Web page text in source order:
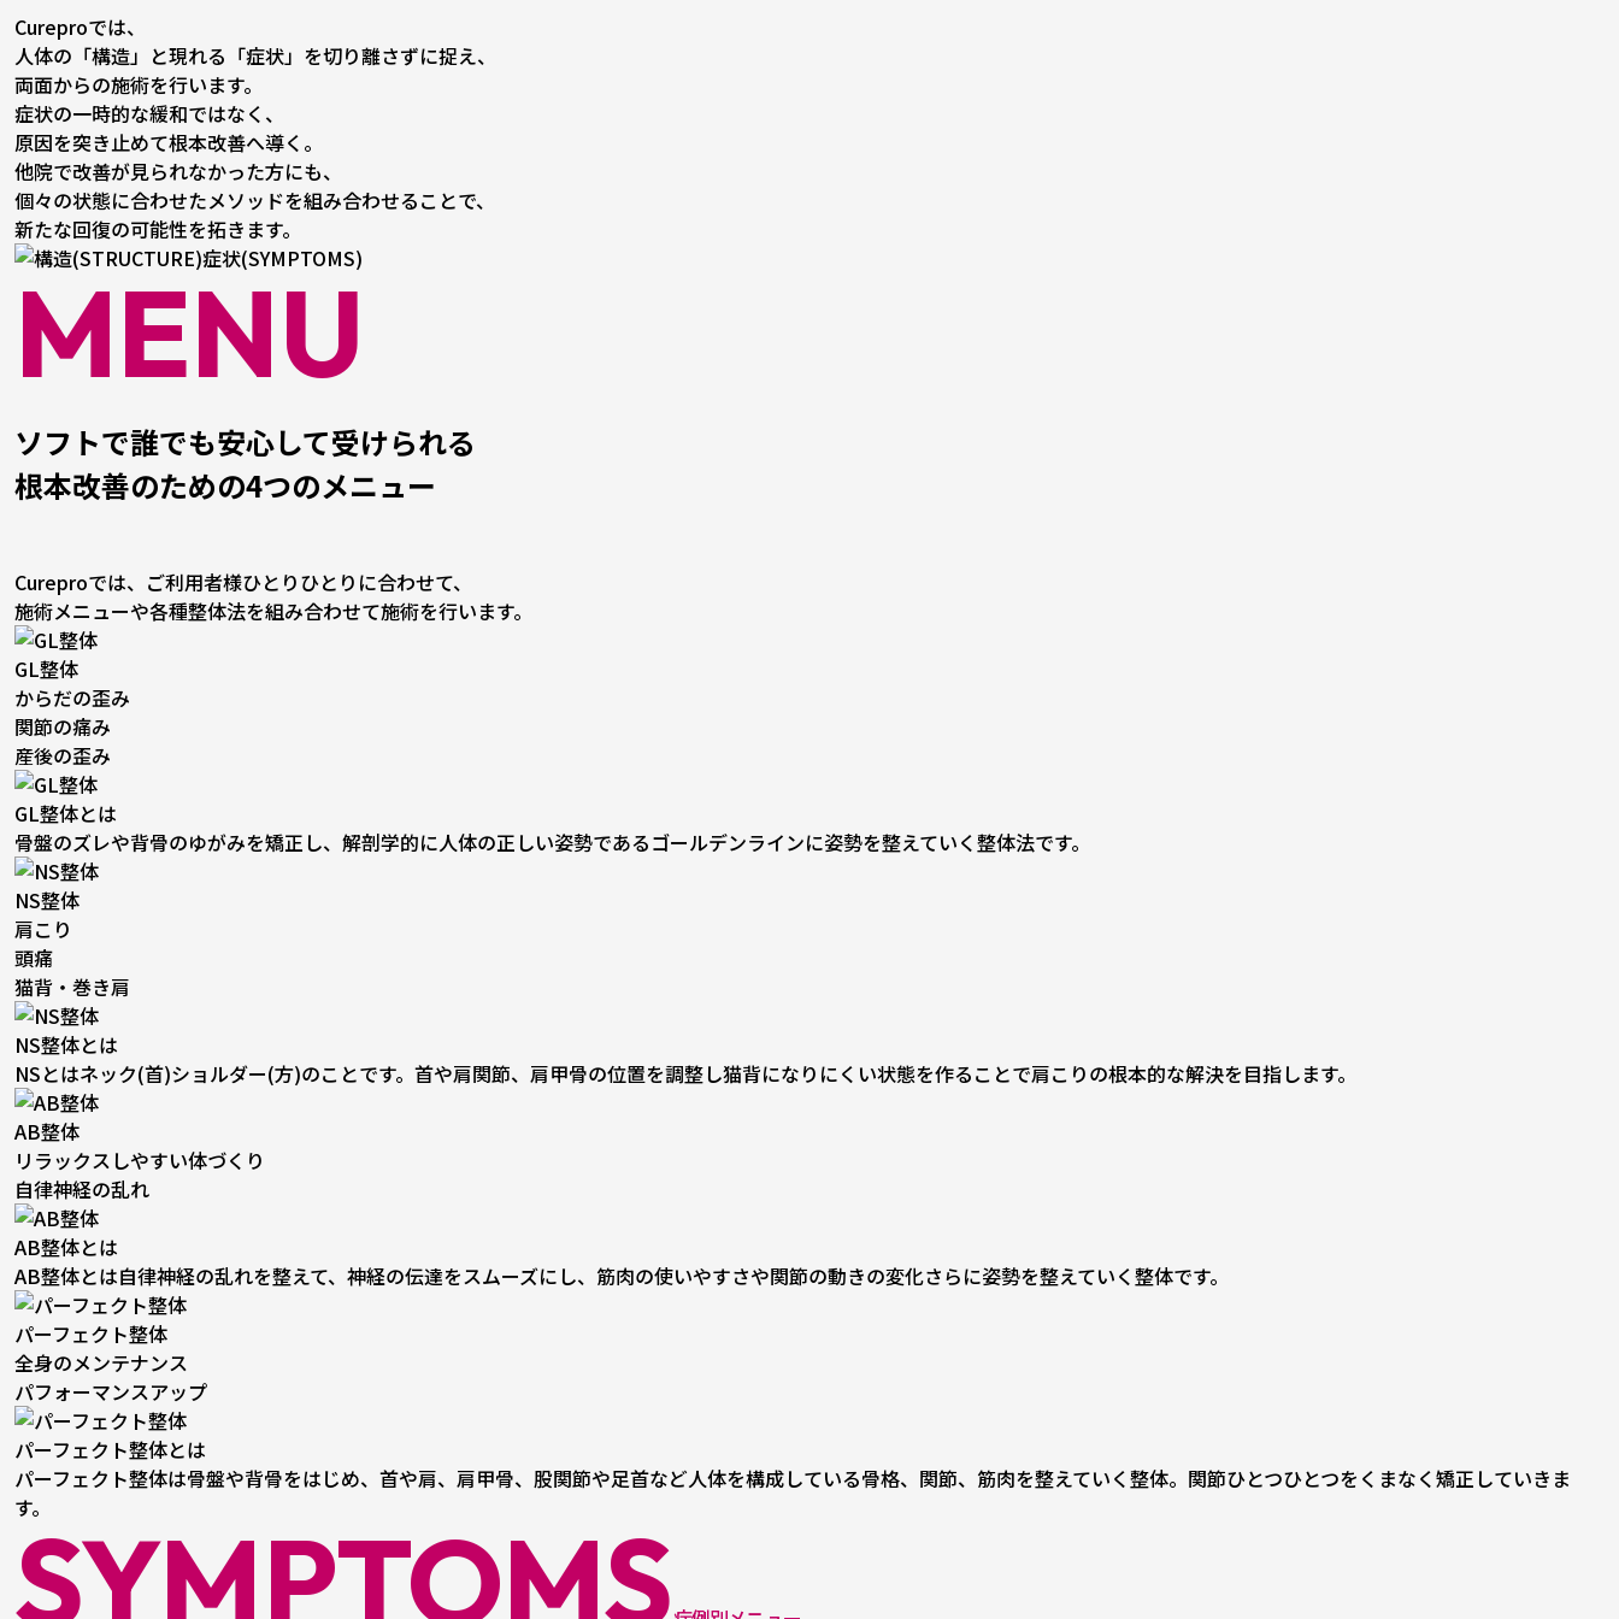
Cureproでは、
人体の「構造」と現れる「症状」を切り離さずに捉え、
両面からの施術を行います。
症状の一時的な緩和ではなく、
原因を突き止めて根本改善へ導く。
他院で改善が見られなかった方にも、
個々の状態に合わせたメソッドを組み合わせることで、
新たな回復の可能性を拓きます。
MENU
ソフトで誰でも安心して受けられる
根本改善のための4つのメニュー
Cureproでは、ご利用者様ひとりひとりに合わせて、
施術メニューや各種整体法を組み合わせて施術を行います。
GL整体
からだの歪み
関節の痛み
産後の歪み
GL整体とは
骨盤のズレや背骨のゆがみを矯正し、解剖学的に人体の正しい姿勢であるゴールデンラインに姿勢を整えていく整体法です。
NS整体
肩こり
頭痛
猫背・巻き肩
NS整体とは
NSとはネック(首)ショルダー(方)のことです。首や肩関節、肩甲骨の位置を調整し猫背になりにくい状態を作ることで肩こりの根本的な解決を目指します。
AB整体
リラックスしやすい体づくり
自律神経の乱れ
AB整体とは
AB整体とは自律神経の乱れを整えて、神経の伝達をスムーズにし、筋肉の使いやすさや関節の動きの変化さらに姿勢を整えていく整体です。
パーフェクト整体
全身のメンテナンス
パフォーマンスアップ
パーフェクト整体とは
パーフェクト整体は骨盤や背骨をはじめ、首や肩、肩甲骨、股関節や足首など人体を構成している骨格、関節、筋肉を整えていく整体。関節ひとつひとつをくまなく矯正していきま
す。
SYMPTOMS